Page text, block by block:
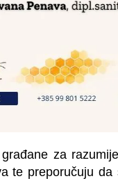
za
te preporučuju da